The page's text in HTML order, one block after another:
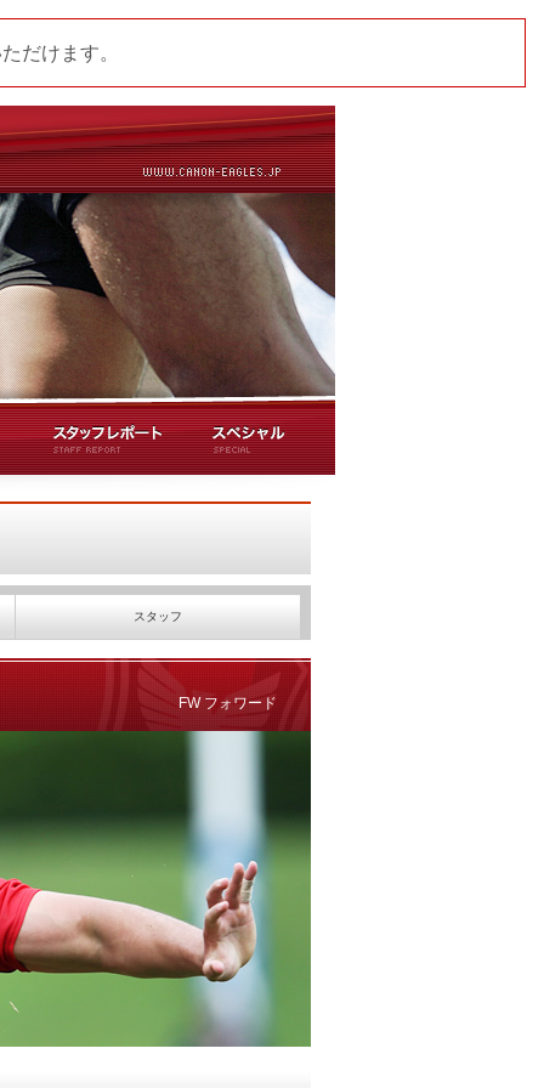
だけます。
スタッフ
FW フォワード